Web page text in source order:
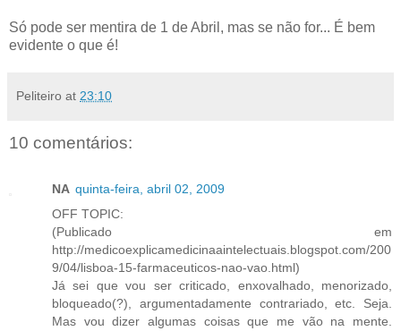
Só pode ser mentira de 1 de Abril, mas se não for... É bem
evidente o que é!
Peliteiro at 23:10
10 comentários:
NA quinta-feira, abril 02, 2009
OFF TOPIC:
(Publicado em
http://medicoexplicamedicinaaintelectuais.blogspot.com/200
9/04/lisboa-15-farmaceuticos-nao-vao.html)
Já sei que vou ser criticado, enxovalhado, menorizado,
bloqueado(?), argumentadamente contrariado, etc. Seja.
Mas vou dizer algumas coisas que me vão na mente.